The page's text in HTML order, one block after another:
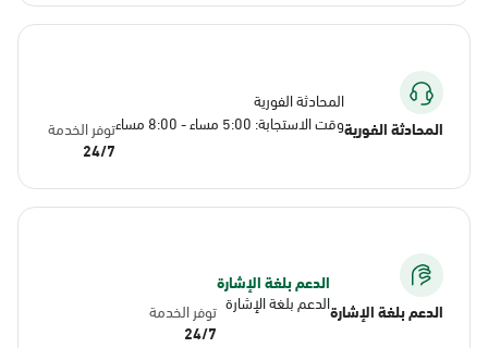
المحادثة الفورية
المحادثة الفورية
وقت الاستجابة: 5:00 مساء - 8:00 مساء
توفر الخدمة
24/7
الدعم بلغة الإشارة
الدعم بلغة الإشارة
الدعم بلغة الإشارة توفر الخدمة
24/7